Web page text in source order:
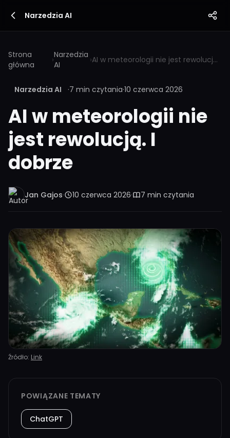
Narzedzia AI
Strona
główna
›Narzedzia
AI
› AI w meteorologii nie jest rewolucją. I dobrze
Narzedzia AI ·7 min czytania·10 czerwca 2026
AI w meteorologii nie
jest rewolucją. I
dobrze
Jan Gajos· 10 czerwca 2026· 7 min czytania
Źródło: Link
POWIĄZANE TEMATY
ChatGPT